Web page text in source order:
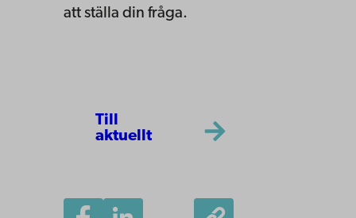
att ställa din fråga.
Till
aktuellt